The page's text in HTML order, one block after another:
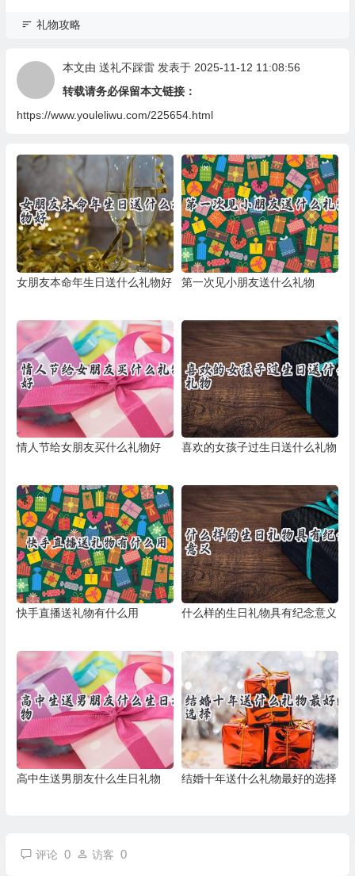
礼物攻略
本文由 送礼不踩雷发表于 2025-11-12 11:08:56
转载请务必保留本文链接：
https://www.youleliwu.com/225654.html
女朋友本命年生日送什么礼物好 第一次见小朋友送什么礼物
情人节给女朋友买什么礼物好 喜欢的女孩子过生日送什么礼物
快手直播送礼物有什么用 什么样的生日礼物具有纪念意义
高中生送男朋友什么生日礼物 结婚十年送什么礼物最好的选择
评论 0 访客 0